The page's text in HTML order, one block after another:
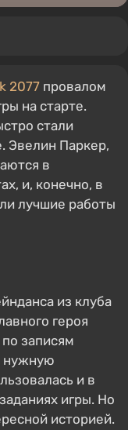
2077 провалом
на старте.
стали
Эвелин Паркер,
в
и, конечно, в
лучшие работы
из клуба
героя
записям
нужную
и в
игры. Но
историей.